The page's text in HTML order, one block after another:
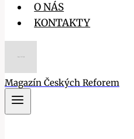
O NÁS
KONTAKTY
Magazín Českých Reforem